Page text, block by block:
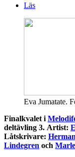
Läs
Eva Jumatate.
Finalkvalet i
deltävling 3. Artist:
Låtskrivare:
Lindegren och